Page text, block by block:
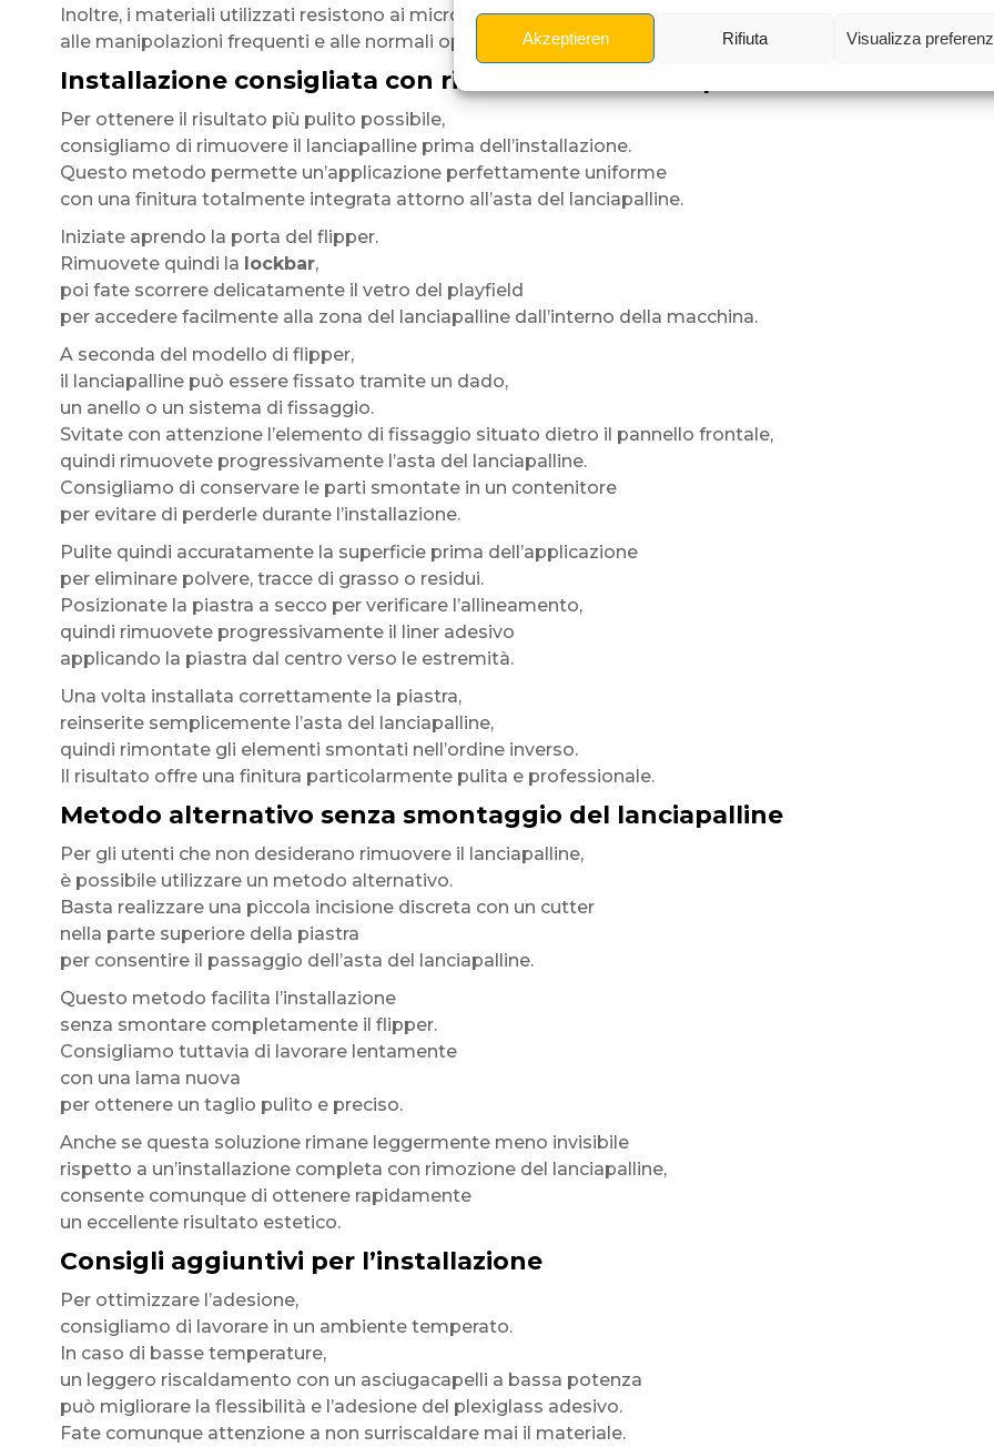
Akzeptieren Rifiuta Visualizza
Inoltre, i materiali utilizzati resistono ai micrograffi,
alle manipolazioni frequenti e alle normali operazioni di pulizia.
Installazione consigliata con rimozione del lanciapalline
Per ottenere il risultato più pulito possibile,
consigliamo di rimuovere il lanciapalline prima dell’installazione.
Questo metodo permette un’applicazione perfettamente uniforme
con una finitura totalmente integrata attorno all’asta del lanciapalline.
Iniziate aprendo la porta del flipper.
Rimuovete quindi la lockbar,
poi fate scorrere delicatamente il vetro del playfield
per accedere facilmente alla zona del lanciapalline dall’interno della macchina.
A seconda del modello di flipper,
il lanciapalline può essere fissato tramite un dado,
un anello o un sistema di fissaggio.
Svitate con attenzione l’elemento di fissaggio situato dietro il pannello frontale,
quindi rimuovete progressivamente l’asta del lanciapalline.
Consigliamo di conservare le parti smontate in un contenitore
per evitare di perderle durante l’installazione.
Pulite quindi accuratamente la superficie prima dell’applicazione
per eliminare polvere, tracce di grasso o residui.
Posizionate la piastra a secco per verificare l’allineamento,
quindi rimuovete progressivamente il liner adesivo
applicando la piastra dal centro verso le estremità.
Una volta installata correttamente la piastra,
reinserite semplicemente l’asta del lanciapalline,
quindi rimontate gli elementi smontati nell’ordine inverso.
Il risultato offre una finitura particolarmente pulita e professionale.
Metodo alternativo senza smontaggio del lanciapalline
Per gli utenti che non desiderano rimuovere il lanciapalline,
è possibile utilizzare un metodo alternativo.
Basta realizzare una piccola incisione discreta con un cutter
nella parte superiore della piastra
per consentire il passaggio dell’asta del lanciapalline.
Questo metodo facilita l’installazione
senza smontare completamente il flipper.
Consigliamo tuttavia di lavorare lentamente
con una lama nuova
per ottenere un taglio pulito e preciso.
Anche se questa soluzione rimane leggermente meno invisibile
rispetto a un’installazione completa con rimozione del lanciapalline,
consente comunque di ottenere rapidamente
un eccellente risultato estetico.
Consigli aggiuntivi per l’installazione
Per ottimizzare l’adesione,
consigliamo di lavorare in un ambiente temperato.
In caso di basse temperature,
un leggero riscaldamento con un asciugacapelli a bassa potenza
può migliorare la flessibilità e l’adesione del plexiglass adesivo.
Fate comunque attenzione a non surriscaldare mai il materiale.